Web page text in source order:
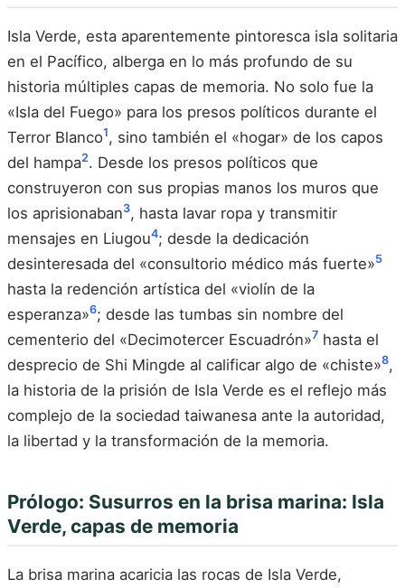
Isla Verde, esta aparentemente pintoresca isla solitaria
en el Pacífico, alberga en lo más profundo de su
historia múltiples capas de memoria. No solo fue la
«Isla del Fuego» para los presos políticos durante el
Terror Blanco1, sino también el «hogar» de los capos
del hampa2. Desde los presos políticos que
construyeron con sus propias manos los muros que
los aprisionaban3, hasta lavar ropa y transmitir
mensajes en Liugou4; desde la dedicación
desinteresada del «consultorio médico más fuerte»5
hasta la redención artística del «violín de la
esperanza»6; desde las tumbas sin nombre del
cementerio del «Decimotercer Escuadrón»7 hasta el
desprecio de Shi Mingde al calificar algo de «chiste»8,
la historia de la prisión de Isla Verde es el reflejo más
complejo de la sociedad taiwanesa ante la autoridad,
la libertad y la transformación de la memoria.
Prólogo: Susurros en la brisa marina: Isla
Verde, capas de memoria
La brisa marina acaricia las rocas de Isla Verde,